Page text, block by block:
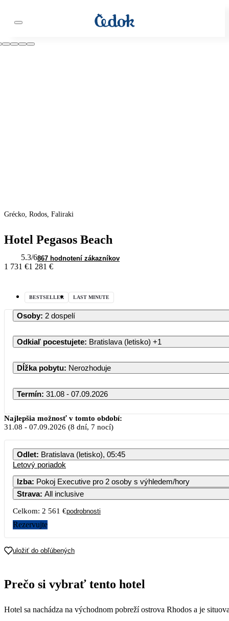
Grécko, Rodos, Faliraki
Hotel Pegasos Beach
5.3/6867 hodnotení zákazníkov
1 731 €1 281 €
BESTSELLER LAST MINUTE
Osoby: 2 dospelí
Odkiaľ pocestujete: Bratislava (letisko) +1
Dĺžka pobytu: Nerozhoduje
Termín: 31.08 - 07.09.2026
August
PO UT ST
1 281
Najlepšia možnosť v tomto období:
31.08 - 07.09.2026 (8 dní, 7 nocí)
Odlet: Bratislava (letisko), 05:45
Letový poriadok
Izba: Pokoj Executive pro 2 osoby s výhledem/hory
Strava: All inclusive
Celkom: 2 561 €podrobnosti
Rezervujte
uložiť do obľúbených
Prečo si vybrať tento hotel
Hotel sa nachádza na východnom pobreží ostrova Rhodos a je